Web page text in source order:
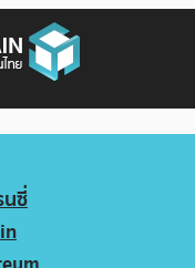
นซี่